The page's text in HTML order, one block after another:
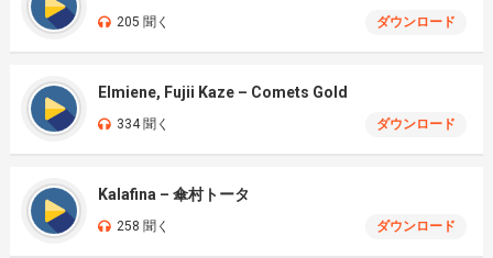
205 聞く ダウンロード
Elmiene, Fujii Kaze – Comets Gold
334 聞く ダウンロード
Kalafina – 傘村トータ
258 聞く ダウンロード